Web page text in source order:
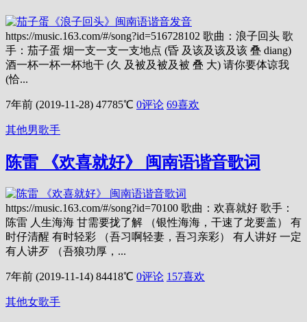
https://music.163.com/#/song?id=516728102 歌曲：浪子回头 歌
手：茄子蛋 烟一支一支一支地点 (昏 及该及该及该 叠 diang)
酒一杯一杯一杯地干 (久 及被及被及被 叠 大) 请你要体谅我
(恰...
7年前 (2019-11-28) 47785℃ 0评论 69喜欢
其他男歌手
陈雷 《欢喜就好》 闽南语谐音歌词
https://music.163.com/#/song?id=70100 歌曲：欢喜就好 歌手：
陈雷 人生海海 甘需要拢了解 （银性海海，干速了龙要盖） 有
时仔清醒 有时轻彩 （吾习啊轻妻，吾习亲彩） 有人讲好 一定
有人讲歹 （吾狼功厚，...
7年前 (2019-11-14) 84418℃ 0评论 157喜欢
其他女歌手